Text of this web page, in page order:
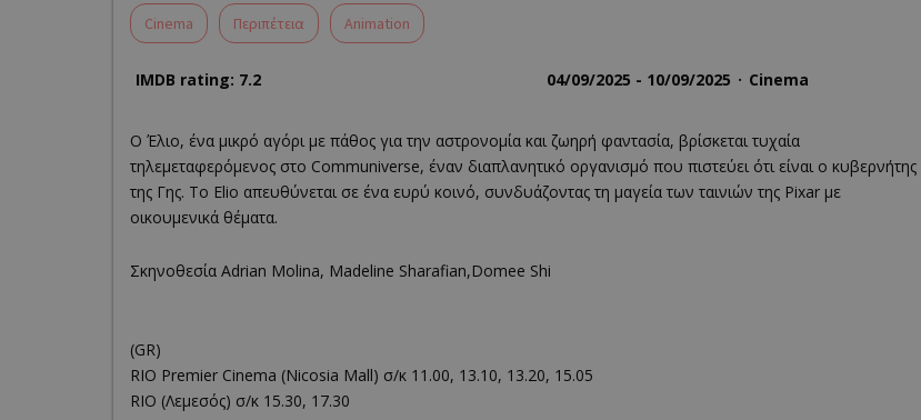
Cinema Περιπέτεια Animation
IMDB rating: 7.2 04/09/2025 - 10/09/2025 Cinema
Ο Έλιο, ένα μικρό αγόρι με πάθος για την αστρονομία και ζωηρή φαντασία, βρίσκεται τυχαία
τηλεμεταφερόμενος στο Communiverse, έναν διαπλανητικό οργανισμό που πιστεύει ότι είναι ο κυβερνήτης
της Γης. Το Elio απευθύνεται σε ένα ευρύ κοινό, συνδυάζοντας τη μαγεία των ταινιών της Pixar με
οικουμενικά θέματα.
Σκηνοθεσία Adrian Molina, Madeline Sharafian,Domee Shi
(GR)
RΙΟ Premier Cinema (Νicosia Mall) σ/κ 11.00, 13.10, 13.20, 15.05
RIO (Λεμεσός) σ/κ 15.30, 17.30